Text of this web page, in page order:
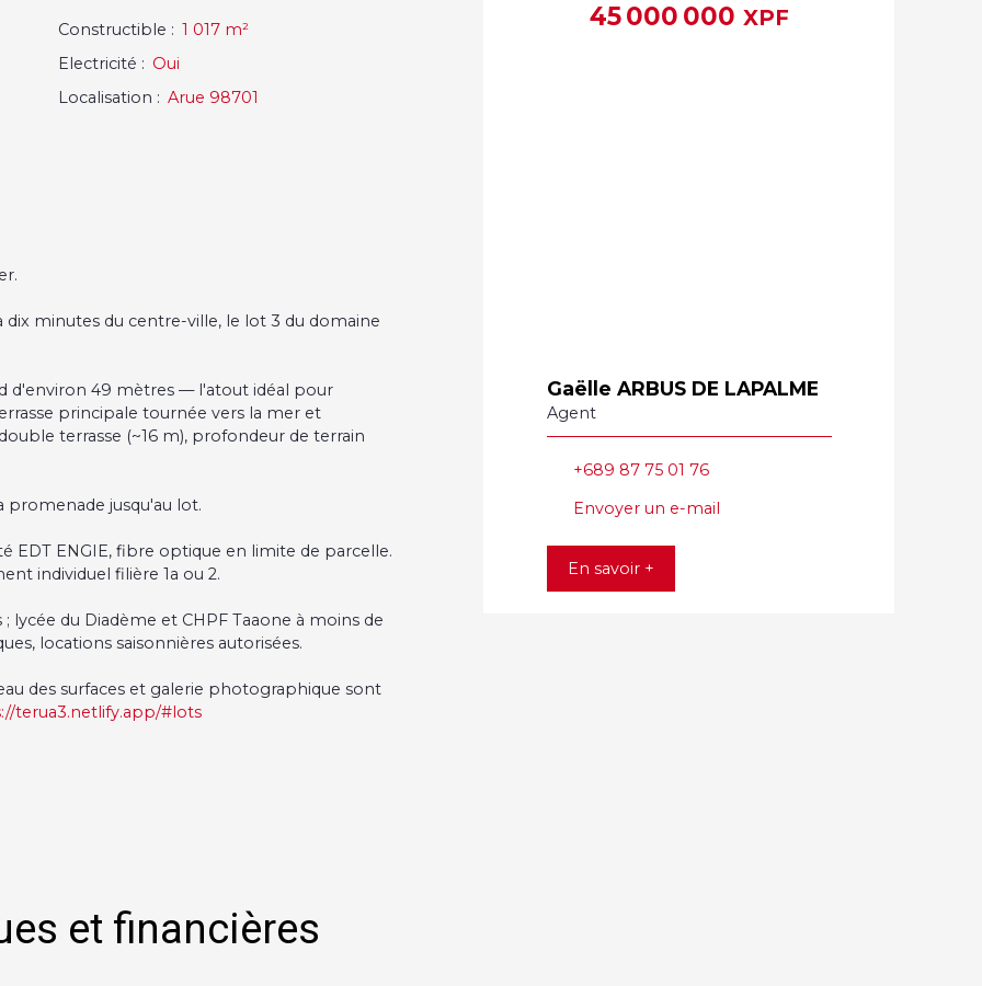
Constructible : 1 017 m²
Electricité : Oui
Localisation : Arue 98701
dix minutes du centre-ville, le lot 3 du domaine
d'environ 49 mètres — l'atout idéal pour
principale tournée vers la mer et
terrasse (~16 m), profondeur de terrain
promenade jusqu'au lot.
EDT ENGIE, fibre optique en limite de parcelle.
individuel filière 1a ou 2.
lycée du Diadème et CHPF Taaone à moins de
locations saisonnières autorisées.
des surfaces et galerie photographique sont
terua3.netlify.app/#lots
et financières
45 000 000 XPF
Gaëlle ARBUS DE LAPALME
Agent
+689 87 75 01 76
Envoyer un e-mail
En savoir +